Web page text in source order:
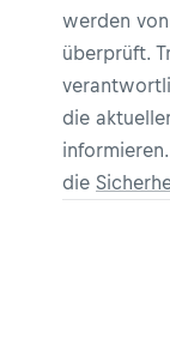
werden
überprüft.
die
die